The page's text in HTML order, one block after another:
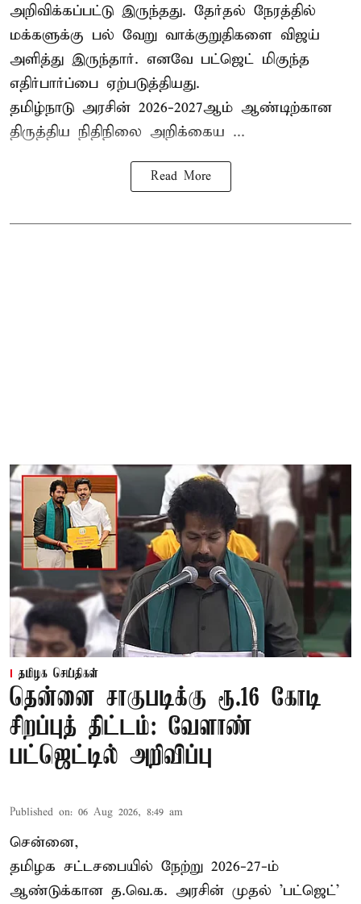
அறிவிக்கப்பட்டு இருந்தது. தேர்தல் நேரத்தில்
மக்களுக்கு பல் வேறு வாக்குறுதிகளை விஜய்
அளித்து இருந்தார். எனவே பட்ஜெட் மிகுந்த
எதிர்பார்ப்பை ஏற்படுத்தியது.
தமிழ்நாடு அரசின் 2026-2027ஆம் ஆண்டிற்கான
திருத்திய நிதிநிலை அறிக்கைய ...
Read More
தமிழக செய்திகள்
தென்னை சாகுபடிக்கு ரூ.16 கோடி
சிறப்புத் திட்டம்: வேளாண்
பட்ஜெட்டில் அறிவிப்பு
Published on: 06 Aug 2026, 8:49 am
சென்னை,
தமிழக சட்டசபையில் நேற்று 2026-27-ம்
ஆண்டுக்கான த.வெ.க. அரசின் முதல் 'பட்ஜெட்'